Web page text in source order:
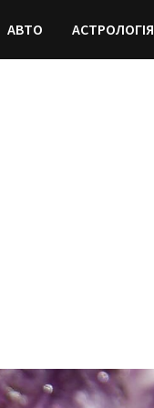
АВТО АСТРОЛОГІЯ